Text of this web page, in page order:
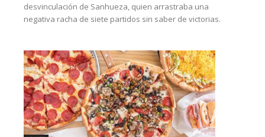
desvinculación de Sanhueza, quien arrastraba una
negativa racha de siete partidos sin saber de victorias.